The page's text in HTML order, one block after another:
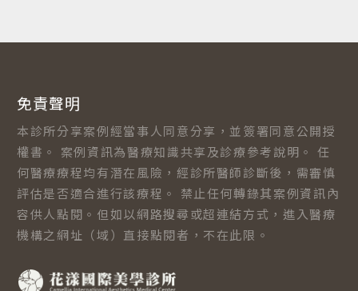
免責聲明
本診所分享案例經當事人同意分享，並簽署同意公開授
權書。 案例資訊為醫療知識共享及診療參考說明。 任
何醫療療程均有潛在風險，經診所醫師診斷後，需審慎
評估是否適合進行該療程。 禁止任何轉錄其案例資訊內
容供人點閱。但如以網路搜尋或超連結方式，進入醫療
機構之網址（域）直接點閱者，不在此限。